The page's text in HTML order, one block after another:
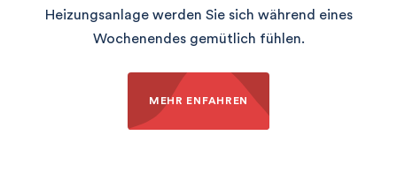
Heizungsanlage werden Sie sich während eines
Wochenendes gemütlich fühlen.
MEHR ENFAHREN